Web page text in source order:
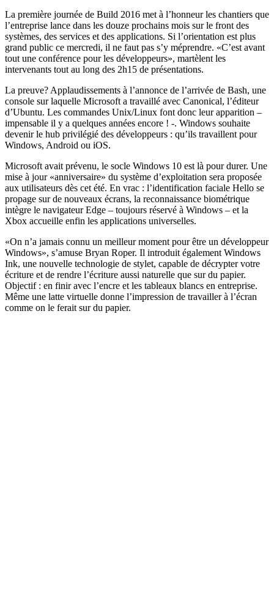
La première journée de Build 2016 met à l’honneur les chantiers que
l’entreprise lance dans les douze prochains mois sur le front des
systèmes, des services et des applications. Si l’orientation est plus
grand public ce mercredi, il ne faut pas s’y méprendre. «C’est avant
tout une conférence pour les développeurs», martèlent les
intervenants tout au long des 2h15 de présentations.
La preuve? Applaudissements à l’annonce de l’arrivée de Bash, une
console sur laquelle Microsoft a travaillé avec Canonical, l’éditeur
d’Ubuntu. Les commandes Unix/Linux font donc leur apparition –
impensable il y a quelques années encore ! -. Windows souhaite
devenir le hub privilégié des développeurs : qu’ils travaillent pour
Windows, Android ou iOS.
Microsoft avait prévenu, le socle Windows 10 est là pour durer. Une
mise à jour «anniversaire» du système d’exploitation sera proposée
aux utilisateurs dès cet été. En vrac : l’identification faciale Hello se
propage sur de nouveaux écrans, la reconnaissance biométrique
intègre le navigateur Edge – toujours réservé à Windows – et la
Xbox accueille enfin les applications universelles.
«On n’a jamais connu un meilleur moment pour être un développeur
Windows», s’amuse Bryan Roper. Il introduit également Windows
Ink, une nouvelle technologie de stylet, capable de décrypter votre
écriture et de rendre l’écriture aussi naturelle que sur du papier.
Objectif : en finir avec l’encre et les tableaux blancs en entreprise.
Même une latte virtuelle donne l’impression de travailler à l’écran
comme on le ferait sur du papier.